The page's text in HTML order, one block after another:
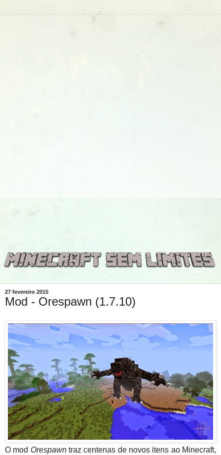
27 fevereiro 2015
Mod - Orespawn (1.7.10)
O mod Orespawntraz centenas de novos itens ao Minecraft,